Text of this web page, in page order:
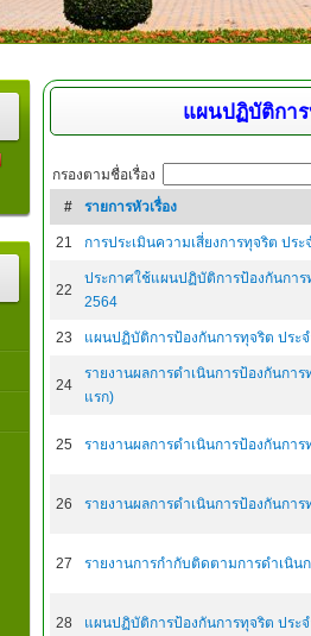
แผนปฏิบัติกา
กรองตามชื่อเรื่อง
#
รายการหัวเรื่อง
21 การประเมินความเสี่ยงการทุจริต ปร
22
ประกาศใช้แผนปฏิบัติการป้องกันกา
2564
23 แผนปฏิบัติการป้องกันการทุจริต ประ
24
รายงานผลการดำเนินการป้องกันกา
แรก)
25 รายงานผลการดำเนินการป้องกันกา
26 รายงานผลการดำเนินการป้องกันกา
27 รายงานการกำกับติดตามการดำเนิน
28 แผนปฏิบัติการป้องกันการทุจริต ประ